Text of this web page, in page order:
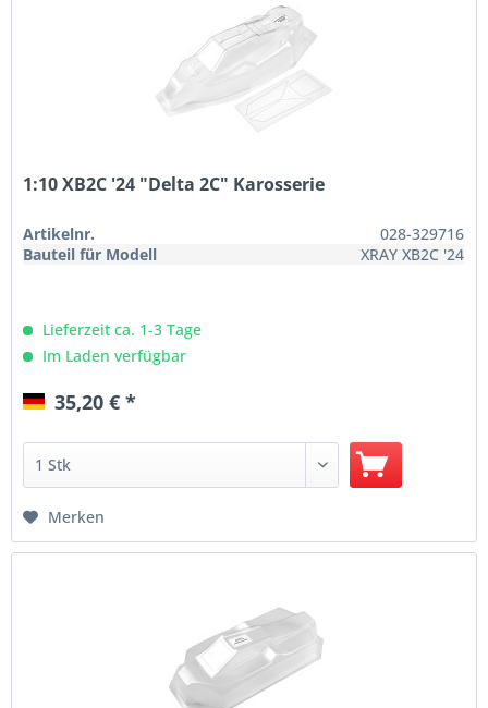
1:10 XB2C '24 "Delta 2C" Karosserie
Artikelnr.
028-329716
Bauteil für Modell
XRAY XB2C '24
Lieferzeit ca. 1-3 Tage
Im Laden verfügbar
35,20 € *
Merken